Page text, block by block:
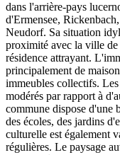
dans l'arrière-pays
d'Ermensee,
Neudorf. Sa situation
proximité avec la ville
résidence attrayant.
principalement de
immeubles collectifs.
modérés par rapport à
commune dispose d'une
des écoles, des jardins
culturelle est également
régulières. Le paysage